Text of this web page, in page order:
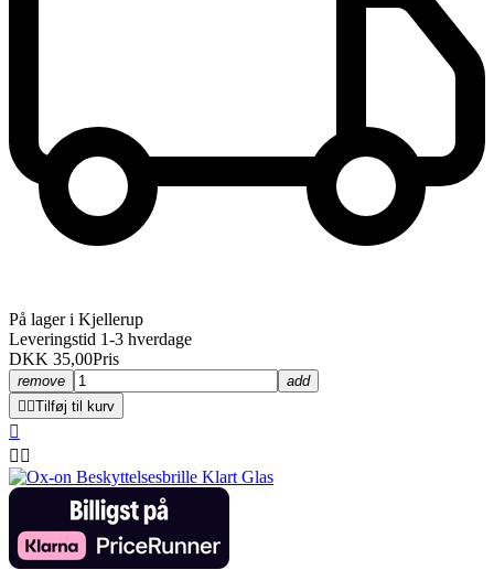
På lager i Kjellerup
Leveringstid 1-3 hverdage
DKK 35,00Pris
remove
add
Tilføj til kurv

 